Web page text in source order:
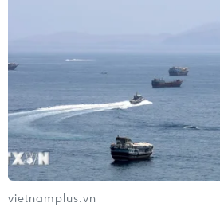
08/08/2026 06:36
An Giang: Các bãi rác quá tải
khi dự án xử lý tập trung chậm
độ
08/08/2026 05:39
vietnamplus.vn